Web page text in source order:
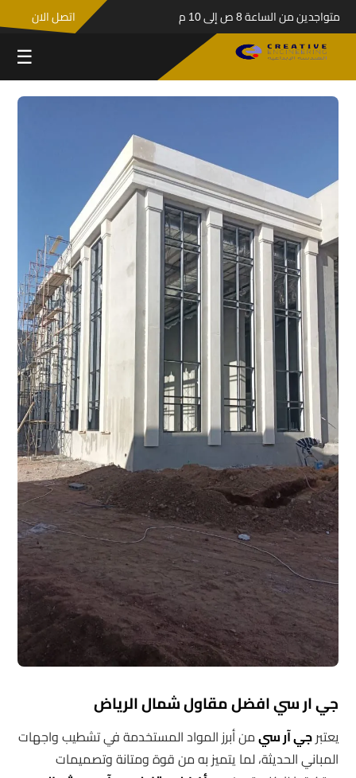
متواجدين من الساعة 8 ص إلى 10 م اتصل الان
☰
جي ار سي افضل مقاول شمال الرياض
يعتبرجي آر سيمن أبرز المواد المستخدمة في تشطيب واجهات
المباني الحديثة، لما يتميز به من قوة ومتانة وتصميمات